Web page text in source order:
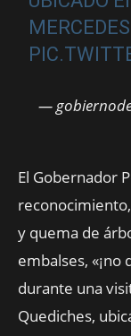
—
El Gobernador
y quema de
embalses,
durante una
Quediches,